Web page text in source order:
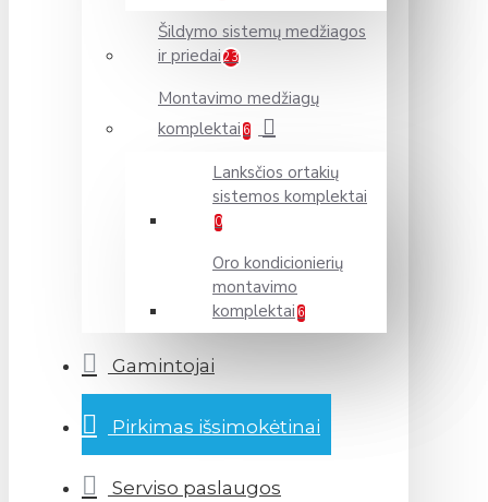
Šildymo sistemų medžiagos
ir priedai 23
Montavimo medžiagų
komplektai 6
Lanksčios ortakių
sistemos komplektai
0
Oro kondicionierių
montavimo
komplektai 6
Gamintojai
Pirkimas išsimokėtinai
Serviso paslaugos